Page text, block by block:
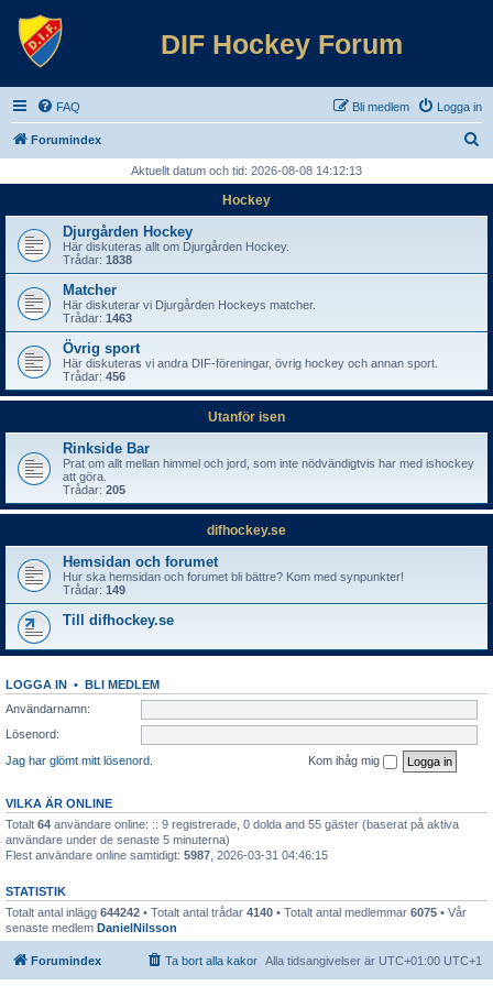
DIF Hockey Forum
FAQ Logga in
Bli medlem
Forumindex
Aktuellt datum och tid: 2026-08-08 14:12:13
Hockey
Djurgården Hockey
Här diskuteras allt om Djurgården Hockey.
Trådar: 1838
Matcher
Här diskuterar vi Djurgården Hockeys matcher.
Trådar: 1463
Övrig sport
Här diskuteras vi andra DIF-föreningar, övrig hockey och annan sport.
Trådar: 456
Utanför isen
Rinkside Bar
Prat om allt mellan himmel och jord, som inte nödvändigtvis har med ishockey
att göra.
Trådar: 205
difhockey.se
Hemsidan och forumet
Hur ska hemsidan och forumet bli bättre? Kom med synpunkter!
Trådar: 149
Till difhockey.se
LOGGA IN • BLI MEDLEM
Användarnamn:
Lösenord:
Jag har glömt mitt lösenord.
Kom ihåg mig
VILKA ÄR ONLINE
Totalt 64 användare online: :: 9 registrerade, 0 dolda and 55 gäster (baserat på aktiva
användare under de senaste 5 minuterna)
Flest användare online samtidigt: 5987 , 2026-03-31 04:46:15
STATISTIK
Totalt antal inlägg 644242 • Totalt antal trådar 4140 • Totalt antal medlemmar 6075 • Vår
senaste medlem DanielNilsson
Forumindex Alla tidsangivelser är UTC+01:00 UTC+1
Ta bort alla kakor